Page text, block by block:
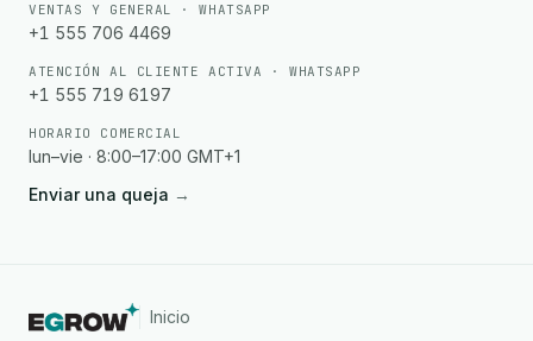
VENTAS Y GENERAL · WHATSAPP
+1 555 706 4469
ATENCIÓN AL CLIENTE ACTIVA · WHATSAPP
+1 555 719 6197
HORARIO COMERCIAL
lun–vie · 8:00–17:00 GMT+1
Enviar una queja →
Inicio